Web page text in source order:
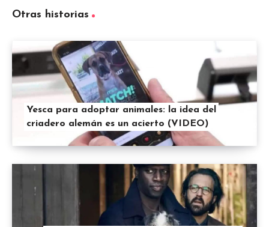
Otras historias
Yesca para adoptar animales: la idea del
criadero alemán es un acierto (VIDEO)